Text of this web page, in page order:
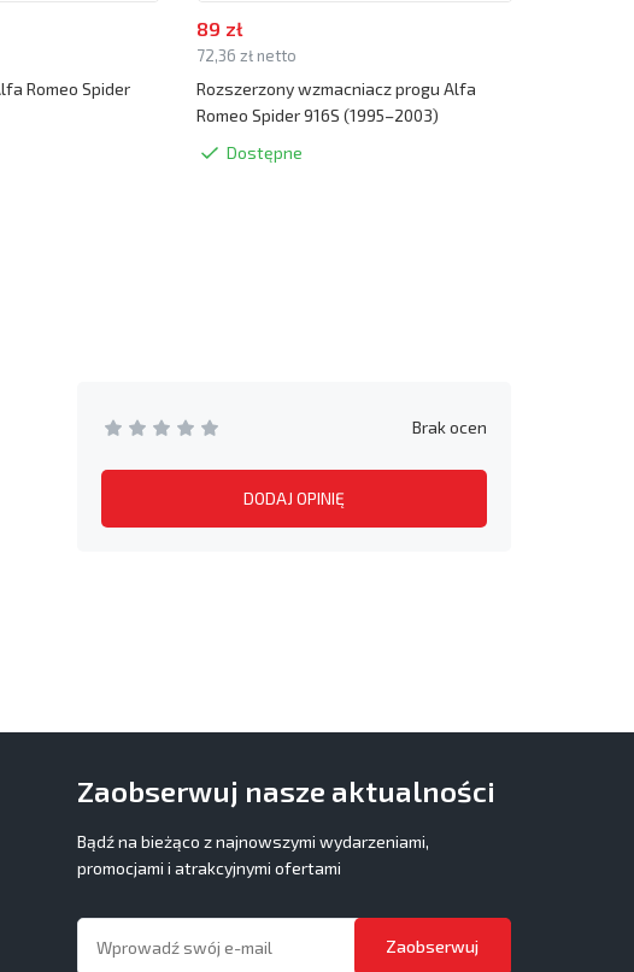
Romeo Spider
89 zł
72,36 zł netto
Rozszerzony wzmacniacz progu Alfa
Romeo Spider 916S (1995–2003)
Dostępne
Brak ocen
DODAJ OPINIĘ
Zaobserwuj nasze aktualności
Bądź na bieżąco z najnowszymi wydarzeniami,
promocjami i atrakcyjnymi ofertami
Zaobserwuj